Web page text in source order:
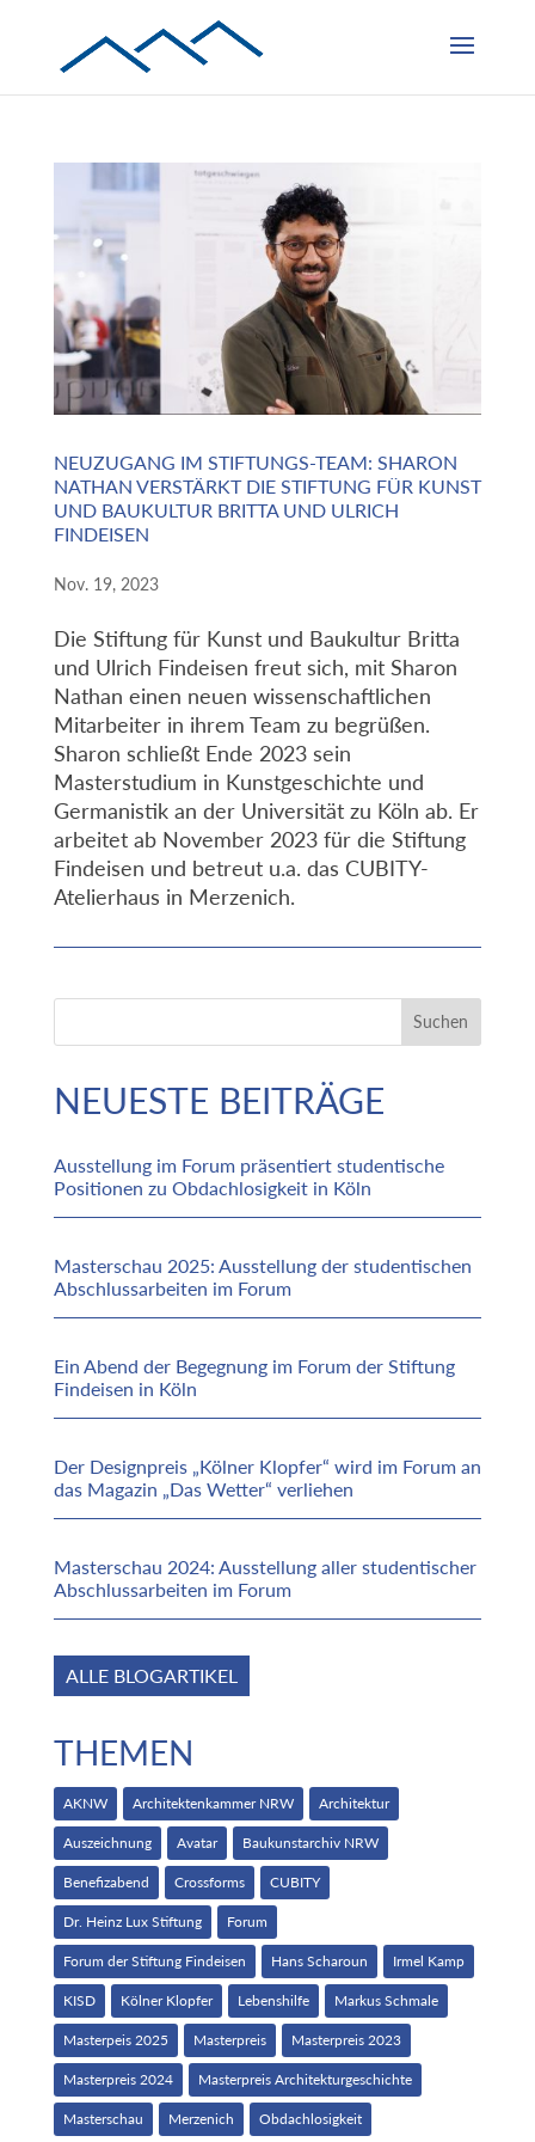
NEUZUGANG IM STIFTUNGS-TEAM: SHARON
NATHAN VERSTÄRKT DIE STIFTUNG FÜR KUNST
UND BAUKULTUR BRITTA UND ULRICH
FINDEISEN
Nov. 19, 2023
Die Stiftung für Kunst und Baukultur Britta
und Ulrich Findeisen freut sich, mit Sharon
Nathan einen neuen wissenschaftlichen
Mitarbeiter in ihrem Team zu begrüßen.
Sharon schließt Ende 2023 sein
Masterstudium in Kunstgeschichte und
Germanistik an der Universität zu Köln ab. Er
arbeitet ab November 2023 für die Stiftung
Findeisen und betreut u.a. das CUBITY-
Atelierhaus in Merzenich.
Suchen
NEUESTE BEITRÄGE
Ausstellung im Forum präsentiert studentische
Positionen zu Obdachlosigkeit in Köln
Masterschau 2025: Ausstellung der studentischen
Abschlussarbeiten im Forum
Ein Abend der Begegnung im Forum der Stiftung
Findeisen in Köln
Der Designpreis „Kölner Klopfer“ wird im Forum an
das Magazin „Das Wetter“ verliehen
Masterschau 2024: Ausstellung aller studentischer
Abschlussarbeiten im Forum
ALLE BLOGARTIKEL
THEMEN
AKNW Architektenkammer NRW Architektur
Auszeichnung Avatar Baukunstarchiv NRW
Benefizabend Crossforms CUBITY
Dr. Heinz Lux Stiftung Forum
Forum der Stiftung Findeisen Hans Scharoun Irmel Kamp
KISD Kölner Klopfer Lebenshilfe Markus Schmale
Masterpeis 2025 Masterpreis Masterpreis 2023
Masterpreis 2024 Masterpreis Architekturgeschichte
Masterschau Merzenich Obdachlosigkeit